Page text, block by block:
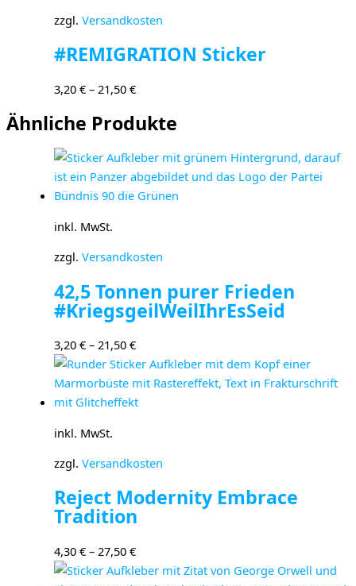
zzgl. Versandkosten
#REMIGRATION Sticker
3,20 € – 21,50 €
Ähnliche Produkte
inkl. MwSt.
zzgl. Versandkosten
42,5 Tonnen purer Frieden
#KriegsgeilWeilIhrEsSeid
3,20 € – 21,50 €
inkl. MwSt.
zzgl. Versandkosten
Reject Modernity Embrace
Tradition
4,30 € – 27,50 €